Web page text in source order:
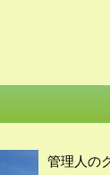
管理人の